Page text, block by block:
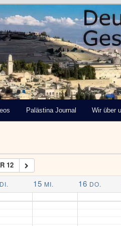
Palästina Journal Wir über
12
DI. 15 MI. 16 DO.